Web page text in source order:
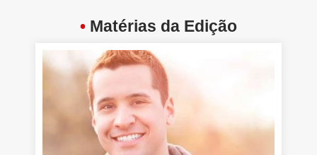
• Matérias da Edição